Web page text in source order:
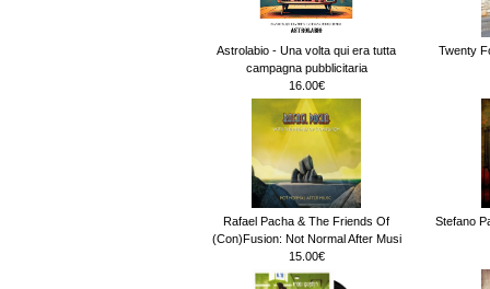
Astrolabio - Una volta qui era tutta
campagna pubblicitaria
16.00€
Twenty
Rafael Pacha & The Friends Of
(Con)Fusion: Not Normal After Musi
15.00€
Stefano